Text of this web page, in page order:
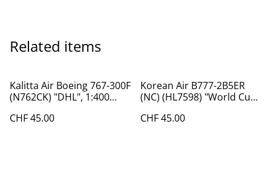
Related items
Kalitta Air Boeing 767-300F
(N762CK) "DHL", 1:400
CHF 45.00
Korean Air B777-2B5ER
(NC) (HL7598) "World Cup
CHF 45.00